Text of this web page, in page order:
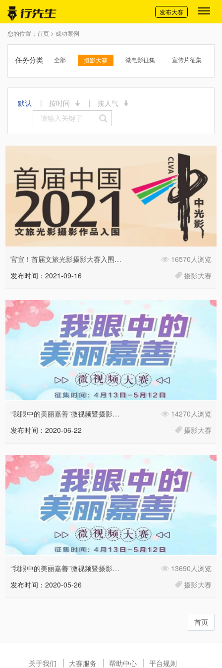
切换导航
发布大赛
您的位置：首页 > 成功案例
任务分类 全部 摄影大赛 微电影征集 宣传片征集
默认 | 按时间 | 按人气
官宣！首届文旅光影摄影大赛入围奖名单来了
16570人浏览
发布时间：2021-09-16
摄影大赛
“我眼中的美丽嘉善”微视频暨摄影大赛获奖名单公示
14270人浏览
发布时间：2020-06-22
摄影大赛
“我眼中的美丽嘉善”微视频暨摄影大赛投票
13690人浏览
发布时间：2020-05-26
摄影大赛
首页
关于我们 大赛服务 帮助中心 平台规则